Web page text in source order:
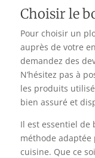
Choisir le
Pour choisir un
auprès de votre
demandez des
N’hésitez pas à
les produits
bien assuré et
Il est essentiel de
méthode
cuisine. Que ce